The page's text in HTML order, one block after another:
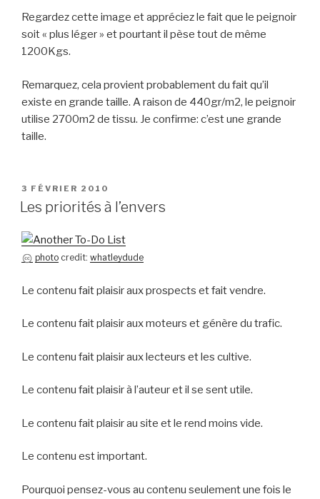
Regardez cette image et appréciez le fait que le peignoir
soit « plus léger » et pourtant il pèse tout de même
1200Kgs.
Remarquez, cela provient probablement du fait qu’il
existe en grande taille. A raison de 440gr/m2, le peignoir
utilise 2700m2 de tissu. Je confirme: c’est une grande
taille.
PUBLIÉ
LE
3 FÉVRIER 2010
Les priorités à l’envers
photo credit: whatleydude
Le contenu fait plaisir aux prospects et fait vendre.
Le contenu fait plaisir aux moteurs et génère du trafic.
Le contenu fait plaisir aux lecteurs et les cultive.
Le contenu fait plaisir à l’auteur et il se sent utile.
Le contenu fait plaisir au site et le rend moins vide.
Le contenu est important.
Pourquoi pensez-vous au contenu seulement une fois le